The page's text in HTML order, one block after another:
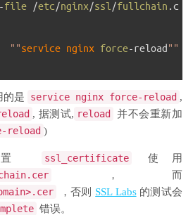
-file /etc/nginx/ssl/fullchain .c
""service nginx force-reload ""
的是 service nginx force- reload ,
, 据测试, reload
并不会重新加
- reload )
置 ssl_certificate
使用
. cer
，而
>. cer ，否则 SSL Labs的测试会
错误。